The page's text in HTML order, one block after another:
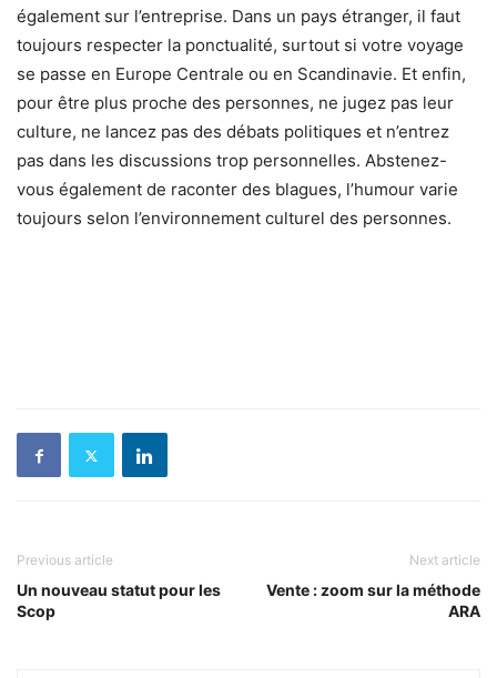
également sur l’entreprise. Dans un pays étranger, il faut
toujours respecter la ponctualité, surtout si votre voyage
se passe en Europe Centrale ou en Scandinavie. Et enfin,
pour être plus proche des personnes, ne jugez pas leur
culture, ne lancez pas des débats politiques et n’entrez
pas dans les discussions trop personnelles. Abstenez-
vous également de raconter des blagues, l’humour varie
toujours selon l’environnement culturel des personnes.
Previous article
Un nouveau statut pour les
Scop
Next article
Vente : zoom sur la méthode
ARA